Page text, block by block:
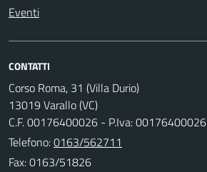
Eventi
CONTATTI
Corso Roma, 31 (Villa Durio)
13019 Varallo (VC)
C.F. 00176400026 - P.Iva: 00176400026
Telefono:0163/562711
Fax: 0163/51826